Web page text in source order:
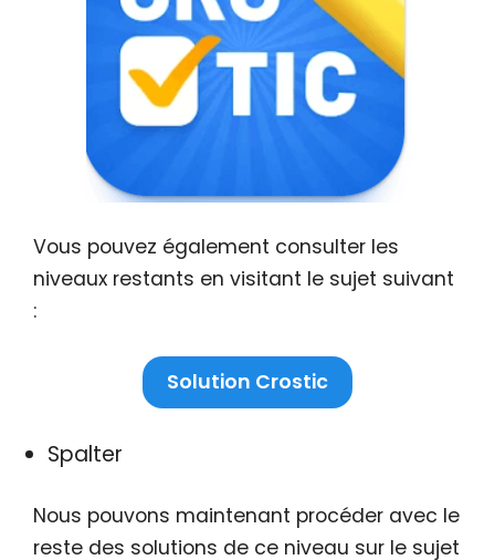
Vous pouvez également consulter les
niveaux restants en visitant le sujet suivant
:
Solution Crostic
Spalter
Nous pouvons maintenant procéder avec le
reste des solutions de ce niveau sur le sujet